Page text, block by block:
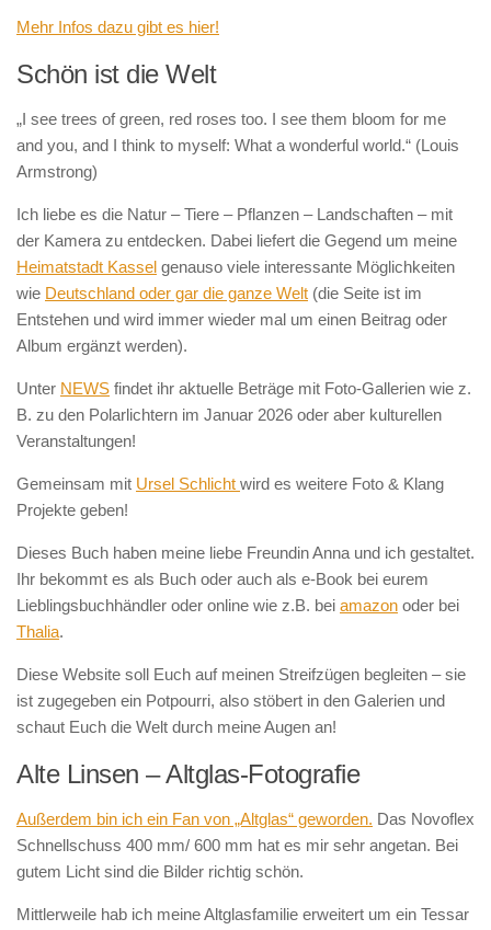
Mehr Infos dazu gibt es hier!
Schön ist die Welt
„I see trees of green, red roses too. I see them bloom for me
and you, and I think to myself: What a wonderful world.“ (Louis
Armstrong)
Ich liebe es die Natur – Tiere – Pflanzen – Landschaften – mit
der Kamera zu entdecken. Dabei liefert die Gegend um meine
Heimatstadt Kassel genauso viele interessante Möglichkeiten
wie Deutschland oder gar die ganze Welt (die Seite ist im
Entstehen und wird immer wieder mal um einen Beitrag oder
Album ergänzt werden).
Unter NEWS findet ihr aktuelle Beträge mit Foto-Gallerien wie z.
B. zu den Polarlichtern im Januar 2026 oder aber kulturellen
Veranstaltungen!
Gemeinsam mit Ursel Schlicht wird es weitere Foto & Klang
Projekte geben!
Dieses Buch haben meine liebe Freundin Anna und ich gestaltet.
Ihr bekommt es als Buch oder auch als e-Book bei eurem
Lieblingsbuchhändler oder online wie z.B. bei amazon oder bei
Thalia.
Diese Website soll Euch auf meinen Streifzügen begleiten – sie
ist zugegeben ein Potpourri, also stöbert in den Galerien und
schaut Euch die Welt durch meine Augen an!
Alte Linsen – Altglas-Fotografie
Außerdem bin ich ein Fan von „Altglas“ geworden. Das Novoflex
Schnellschuss 400 mm/ 600 mm hat es mir sehr angetan. Bei
gutem Licht sind die Bilder richtig schön.
Mittlerweile hab ich meine Altglasfamilie erweitert um ein Tessar